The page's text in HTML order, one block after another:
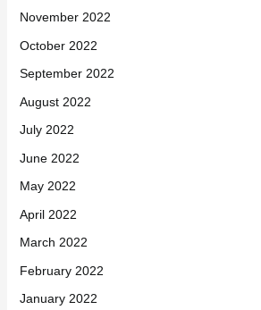
November 2022
October 2022
September 2022
August 2022
July 2022
June 2022
May 2022
April 2022
March 2022
February 2022
January 2022